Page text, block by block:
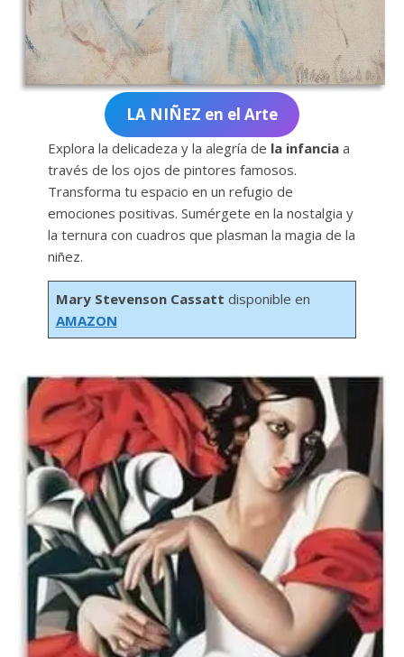
LA NIÑEZ en el Arte
Explora la delicadeza y la alegría de la infanciaa
través de los ojos de pintores famosos.
Transforma tu espacio en un refugio de
emociones positivas. Sumérgete en la nostalgia y
la ternura con cuadros que plasman la magia de la
niñez.
Mary Stevenson Cassatt disponible en
AMAZON